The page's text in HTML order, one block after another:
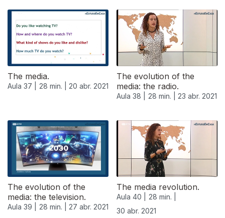
The media.
Aula 37 | 28 min. | 20 abr. 2021
The evolution of the
media: the radio.
Aula 38 | 28 min. | 23 abr. 2021
The evolution of the
media: the television.
Aula 39 | 28 min. | 27 abr. 2021
The media revolution.
Aula 40 |
28 min. |
30 abr. 2021